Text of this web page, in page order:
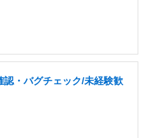
・バグチェック/未経験歓